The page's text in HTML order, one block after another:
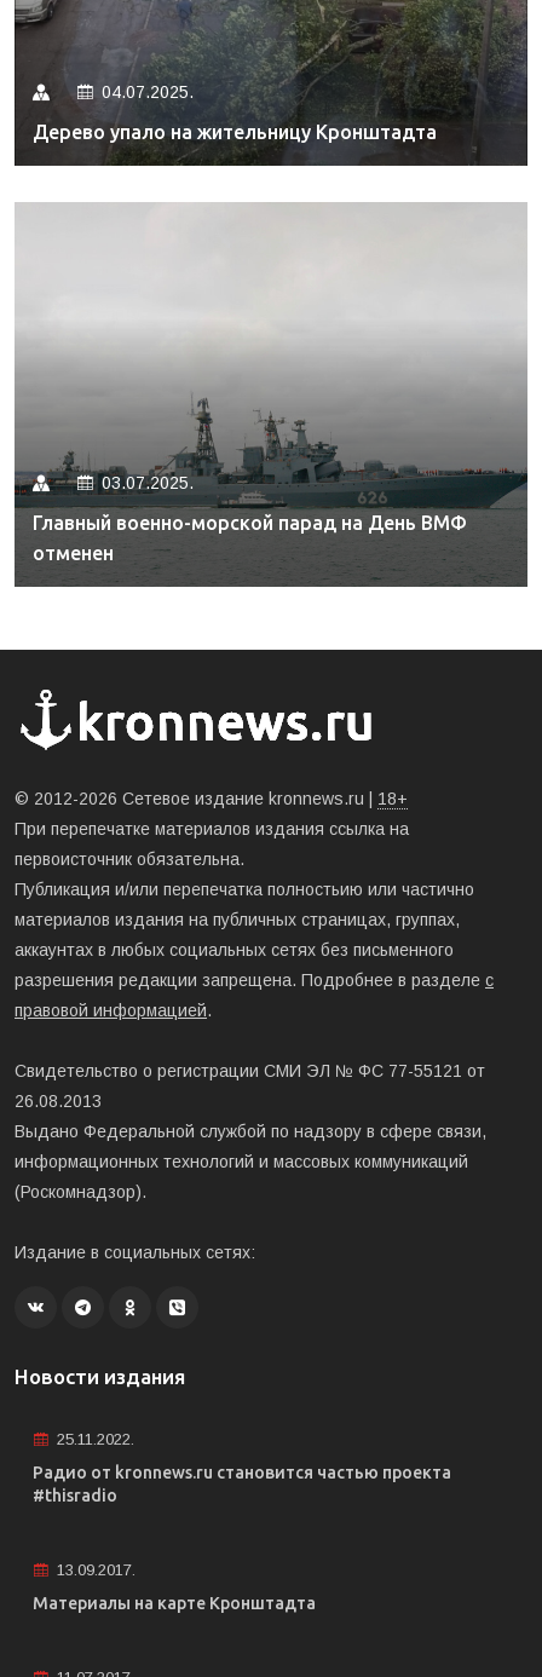
04.07.2025.
Дерево упало на жительницу Кронштадта
03.07.2025.
Главный военно-морской парад на День ВМФ
отменен
© 2012-2026 Сетевое издание kronnews.ru | 18+
При перепечатке материалов издания ссылка на
первоисточник обязательна.
Публикация и/или перепечатка полностьию или частично
материалов издания на публичных страницах, группах,
аккаунтах в любых социальных сетях без письменного
разрешения редакции запрещена. Подробнее в разделе с
правовой информацией.
Свидетельство о регистрации СМИ ЭЛ № ФС 77-55121 от
26.08.2013
Выдано Федеральной службой по надзору в сфере связи,
информационных технологий и массовых коммуникаций
(Роскомнадзор).
Издание в социальных сетях:
Новости издания
25.11.2022.
Радио от kronnews.ru становится частью проекта
#thisradio
13.09.2017.
Материалы на карте Кронштадта